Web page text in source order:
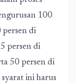
100
persen di
persen di
50 persen di
ini harus